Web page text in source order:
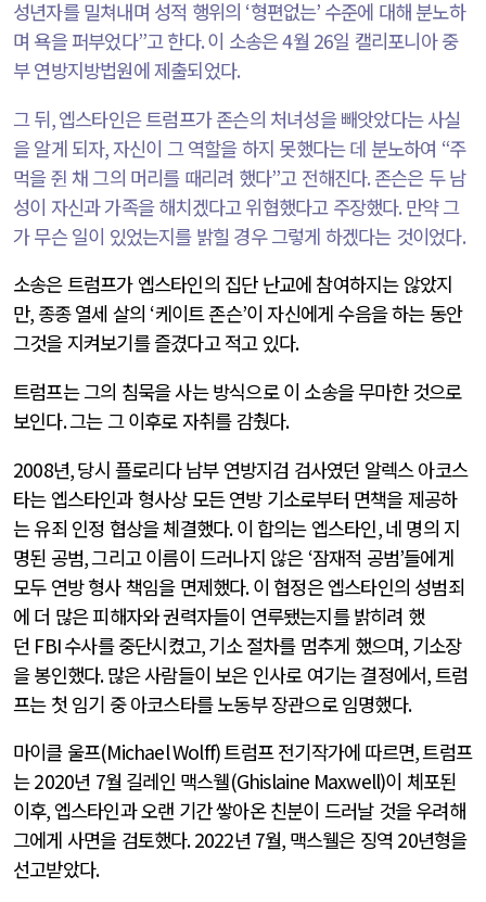
성년자를 밀쳐내며 성적 행위의 ‘형편없는’ 수준에 대해 분노하
며 욕을 퍼부었다”고 한다.이 소송은4월 26일 캘리포니아 중
부 연방지방법원에 제출되었다.
그 뒤,엡스타인은 트럼프가 존슨의 처녀성을 빼앗았다는 사실
을 알게 되자, 자신이 그 역할을 하지 못했다는 데 분노하여 “주
먹을 쥔 채 그의 머리를 때리려 했다”고 전해진다. 존슨은 두 남
성이 자신과 가족을 해치겠다고 위협했다고 주장했다. 만약 그
가 무슨 일이 있었는지를 밝힐 경우 그렇게 하겠다는 것이었다.
소송은 트럼프가 엡스타인의 집단 난교에 참여하지는 않았지
만, 종종 열세 살의 ‘케이트 존슨’이 자신에게 수음을 하는 동안
그것을 지켜보기를 즐겼다고 적고 있다.
트럼프는 그의 침묵을 사는 방식으로 이 소송을 무마한 것으로
보인다.그는 그 이후로 자취를 감췄다.
2008년,당시 플로리다 남부 연방지검 검사였던 알렉스 아코스
타는 엡스타인과 형사상 모든 연방 기소로부터 면책을 제공하
는 유죄 인정 협상을 체결했다.이 합의는 엡스타인,네 명의 지
명된 공범,그리고 이름이 드러나지 않은 ‘잠재적 공범’들에게
모두 연방 형사 책임을 면제했다.이 협정은 엡스타인의 성범죄
에 더 많은 피해자와 권력자들이 연루됐는지를 밝히려 했
던 FBI수사를 중단시켰고,기소 절차를 멈추게 했으며, 기소장
을 봉인했다.많은 사람들이 보은 인사로 여기는 결정에서,트럼
프는 첫 임기 중 아코스타를 노동부 장관으로 임명했다.
마이클 울프(Michael Wolff)트럼프 전기작가에 따르면,트럼프
는2020년 7월 길레인 맥스웰(Ghislaine Maxwell)이 체포된
이후, 엡스타인과 오랜 기간 쌓아온 친분이 드러날 것을 우려해
그에게 사면을 검토했다. 2022년 7월, 맥스웰은 징역 20년형을
선고받았다.